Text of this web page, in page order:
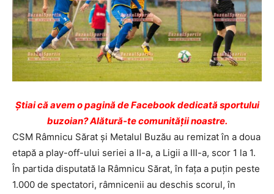
Ştiai că avem o pagină de Facebook dedicată sportului
buzoian? Alătură-te comunității noastre.
CSM Râmnicu Sărat şi Metalul Buzău au remizat în a doua
etapă a play-off-ului seriei a II-a, a Ligii a III-a, scor 1 la 1.
În partida disputată la Râmnicu Sărat, în faţa a puţin peste
1.000 de spectatori, râmnicenii au deschis scorul, în